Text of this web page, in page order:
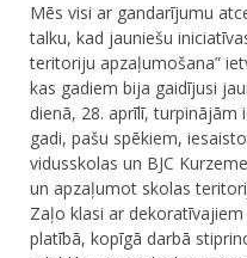
Mēs visi ar gandarījumu
talku, kad jauniešu
teritoriju apzaļumošana”
kas gadiem bija gaidījusi
dienā, 28. aprīlī, turpinājām
gadi, pašu spēkiem,
vidusskolas un BJC
un apzaļumot skolas
Zaļo klasi ar
platībā, kopīgā darbā